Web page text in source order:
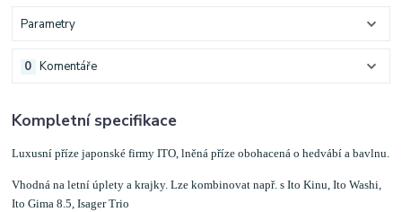
Parametry
Komentáře
0
Kompletní specifikace
Luxusní příze japonské firmy ITO, lněná příze obohacená o hedvábí a bavlnu.
Vhodná na letní úplety a krajky. Lze kombinovat např. s Ito Kinu, Ito Washi,
Ito Gima 8.5, Isager Trio